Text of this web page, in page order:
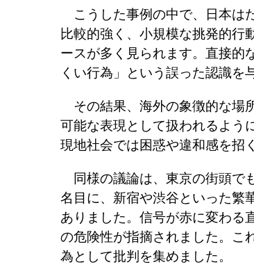
こうした事例の中で、日本は
比較的強く、小規模な挑発的行
ースが多く見られます。直接的
くい行為」という誤った認識を
その結果、海外の象徴的な場
可能な表現として扱われるよう
現地社会では困惑や違和感を招
同様の議論は、東京の街頭で
名目に、新宿や渋谷といった繁
ありました。信号が赤に変わる
の危険性が指摘されました。こ
為として批判を集めました。